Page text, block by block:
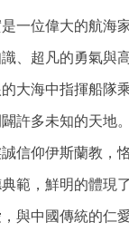
一位偉大的航海
、超凡的勇氣與
大海中指揮船隊
許多未知的天地
信仰伊斯蘭教，
範，鮮明的體現
與中國傳統的仁